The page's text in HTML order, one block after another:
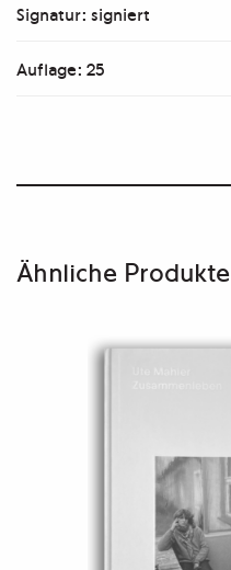
Signatur: signiert
Auflage: 25
Ähnliche Produkte